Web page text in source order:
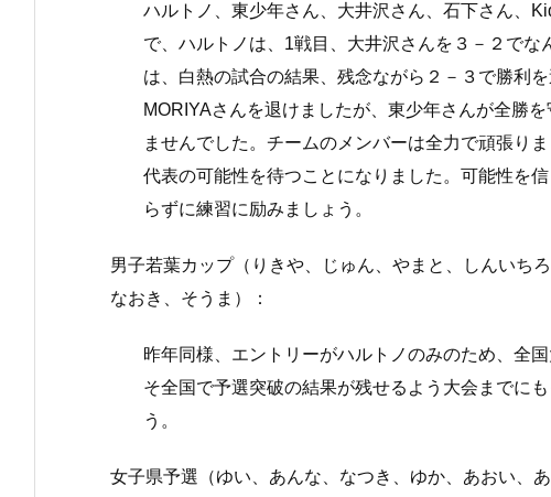
ハルトノ、東少年さん、大井沢さん、石下さん、
で、ハルトノは、1戦目、大井沢さんを３－２で
は、白熱の試合の結果、残念ながら２－３で勝利
MORIYAさんを退けましたが、東少年さんが全勝
ませんでした。チームのメンバーは全力で頑張り
代表の可能性を待つことになりました。可能性を
らずに練習に励みましょう。
男子若葉カップ（りきや、じゅん、やまと、しんいち
なおき、そうま）：
昨年同様、エントリーがハルトノのみのため、全
そ全国で予選突破の結果が残せるよう大会までに
う。
女子県予選（ゆい、あんな、なつき、ゆか、あおい、